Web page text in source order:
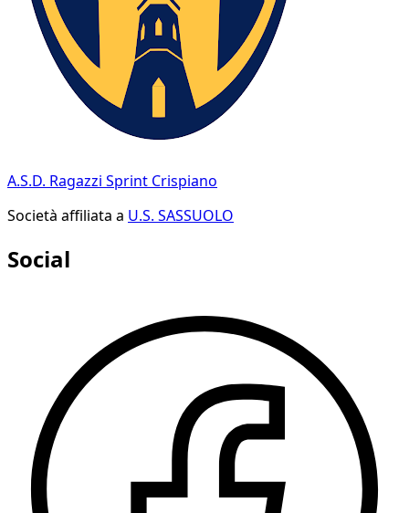
A.S.D. Ragazzi Sprint Crispiano
Società affiliata a U.S. SASSUOLO
Social